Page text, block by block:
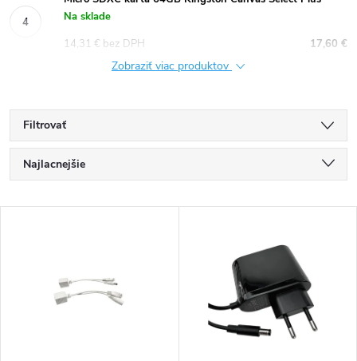
Na sklade
17,60 €
14,31 € bez DPH
Zobraziť viac produktov
Filtrovať
R
a
Najlacnejšie
Abecedne